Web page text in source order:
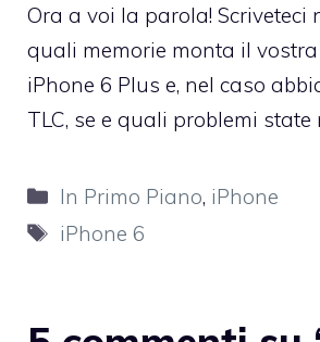
Ora a voi la parola! Scriveteci
quali memorie monta il
iPhone 6 Plus e, nel caso
TLC, se e quali problemi
Categorie
In Primo Piano, iPhone
Tag
iPhone 6